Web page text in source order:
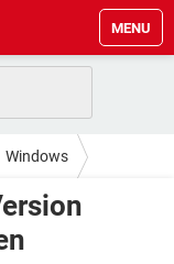
MENU
Windows